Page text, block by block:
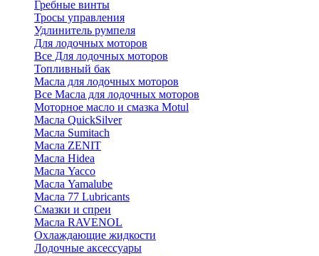
Гребные винты
Тросы управления
Удлинитель румпеля
Для лодочных моторов
Все Для лодочных моторов
Топливный бак
Масла для лодочных моторов
Все Масла для лодочных моторов
Моторное масло и смазка Motul
Масла QuickSilver
Масла Sumitach
Масла ZENIT
Масла Hidea
Масла Yacco
Масла Yamalube
Масла 77 Lubricants
Смазки и спреи
Масла RAVENOL
Охлаждающие жидкости
Лодочные аксессуары